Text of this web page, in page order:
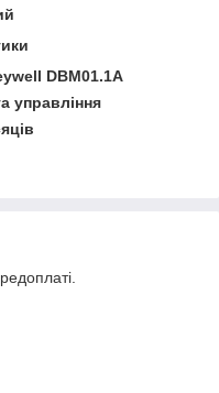
DBM01.1А
управління